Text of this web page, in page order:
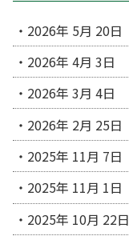
2026年 5月 20日
2026年 4月 3日
2026年 3月 4日
2026年 2月 25日
2025年 11月 7日
2025年 11月 1日
2025年 10月 22日